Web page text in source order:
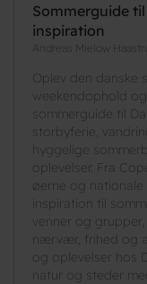
Sommerguide
inspiration
Andreas Mielow
Oplev den danske
weekendophold
sommerguide til
storbyferie,
hyggelige
oplevelser. Fra
øerne og nationale
inspiration til
venner og
nærvær, frihed og
og oplevelser hos
natur og steder